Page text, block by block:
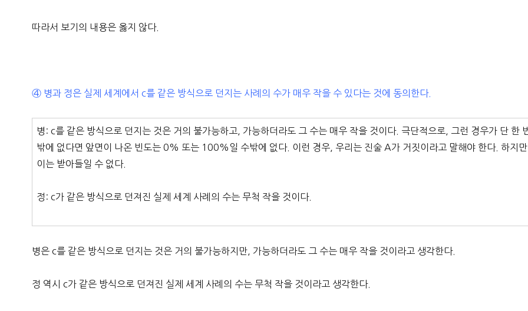
따라서 보기의 내용은 옳지 않다.
④ 병과 정은 실제 세계에서 c를 같은 방식으로 던지는 사례의 수가 매우 작을 수 있다는 것에 동의한다.
병: c를 같은 방식으로 던지는 것은 거의 불가능하고, 가능하더라도 그 수는 매우 작을 것이다. 극단적으로, 그런 경우가 단 한
밖에 없다면 앞면이 나온 빈도는 0% 또는 100%일 수밖에 없다. 이런 경우, 우리는 진술 A가 거짓이라고 말해야 한다. 하지만
이는 받아들일 수 없다.
정: c가 같은 방식으로 던져진 실제 세계 사례의 수는 무척 작을 것이다.
병은 c를 같은 방식으로 던지는 것은 거의 불가능하지만, 가능하더라도 그 수는 매우 작을 것이라고 생각한다.
정 역시 c가 같은 방식으로 던져진 실제 세계 사례의 수는 무척 작을 것이라고 생각한다.